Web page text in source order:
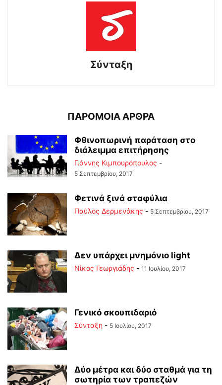
Σύνταξη
ΠΑΡΟΜΟΙΑ ΑΡΘΡΑ
Φθινοπωρινή παράταση στο
διάλειμμα επιτήρησης
Γιάννης Κιμπουρόπουλος -
5 Σεπτεμβρίου, 2017
Φετινά ξινά σταφύλια
Παύλος Δερμενάκης - 5 Σεπτεμβρίου, 2017
Δεν υπάρχει μνημόνιο light
Νίκος Γεωργιάδης - 11 Ιουλίου, 2017
Γενικό σκουπιδαριό
Σύνταξη - 5 Ιουλίου, 2017
Δύο μέτρα και δύο σταθμά για τη
σωτηρία των τραπεζών